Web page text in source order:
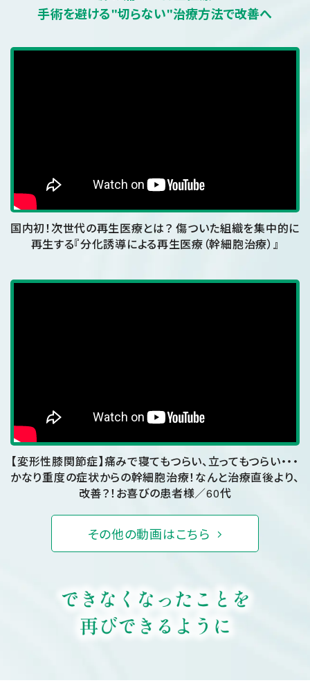
手術を避ける"切らない"治療方法で改善へ
国内初！次世代の再生医療とは？ 傷ついた組織を集中的に
再生する『分化誘導による再生医療（幹細胞治療）』
【変形性膝関節症】痛みで寝てもつらい、立ってもつらい・・・
かなり重度の症状からの幹細胞治療！なんと治療直後より、
改善？！ お喜びの患者様／60代
その他の動画はこちら